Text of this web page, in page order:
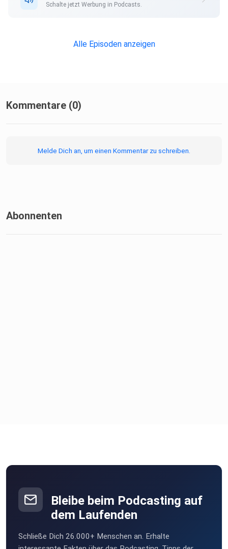
Schalte jetzt Werbung in Podcasts.
Alle Episoden anzeigen
Kommentare (0)
Melde Dich an, um einen Kommentar zu schreiben.
Abonnenten
Bleibe beim Podcasting auf
dem Laufenden
Schließe Dich 26.000+ Menschen an. Erhalte